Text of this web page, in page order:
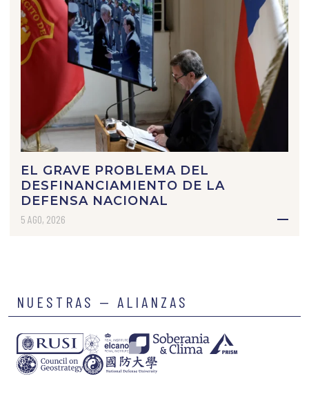
EL GRAVE PROBLEMA DEL
DESFINANCIAMIENTO DE LA
DEFENSA NACIONAL
5 AGO, 2026
NUESTRAS — ALIANZAS